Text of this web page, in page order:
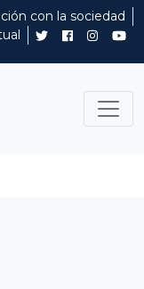
con la sociedad